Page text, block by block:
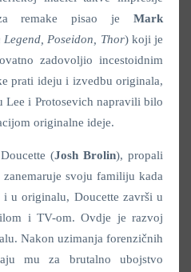
za remake pisao je Mark
Legend, Poseidon, Thor) koji je
zadovoljio incestoidnim
prati ideju i izvedbu originala,
Lee i Protosevich napravili bilo
originalne ideje.
(Josh Brolin), propali
svoju familiju kada
u originalu, Doucette završi u
i TV-om. Ovdje je razvoj
Nakon uzimanja forenzičnih
mu za brutalno ubojstvo